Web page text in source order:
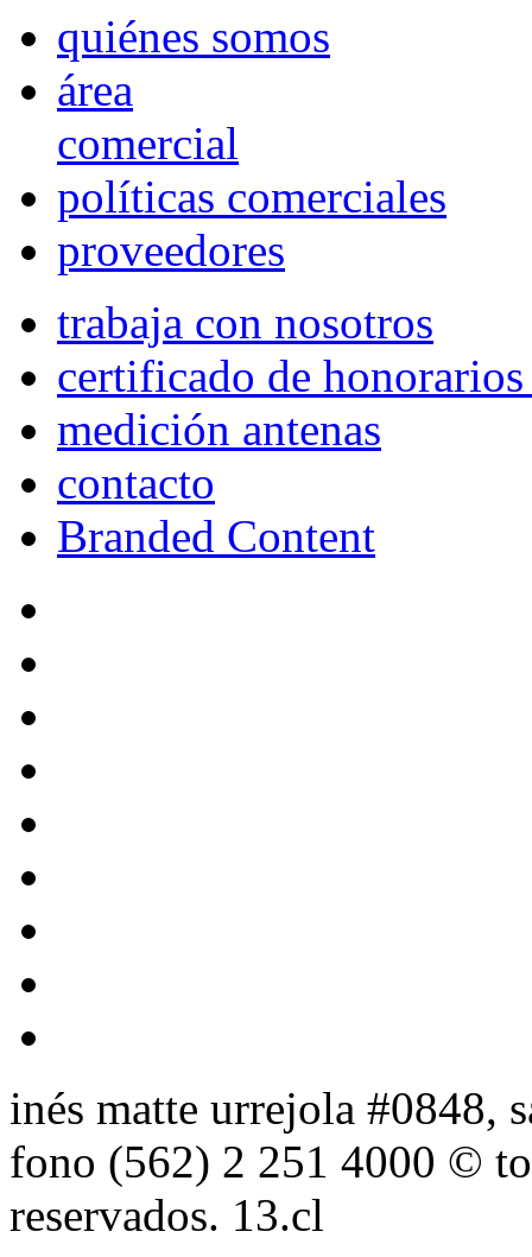
quiénes somos
área
comercial
políticas comerciales
proveedores
trabaja con nosotros
certificado de
medición antenas
contacto
Branded Content
inés matte urrejola #0848,
fono (562) 2 251 4000 ©
reservados. 13.cl